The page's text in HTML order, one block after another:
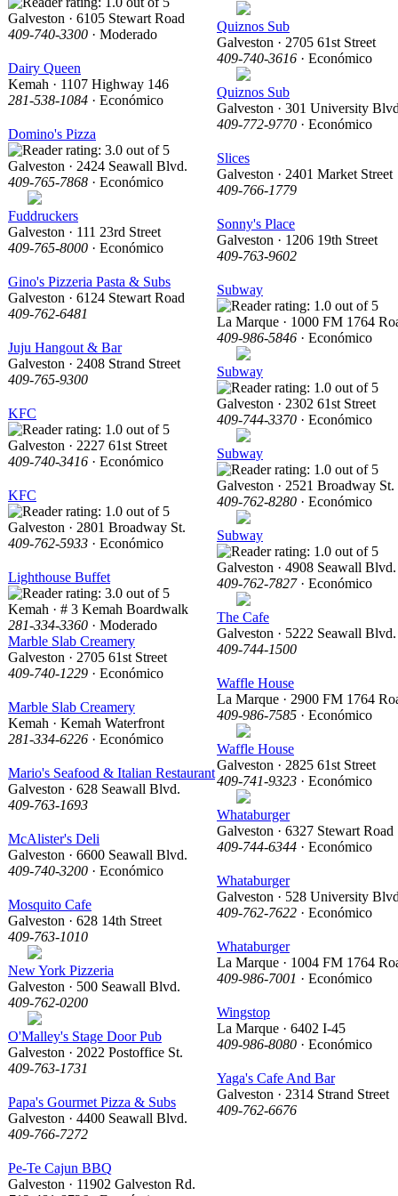
Galveston · 6105 Stewart Road
409-740-3300 · Moderado
Dairy Queen
Kemah · 1107 Highway 146
281-538-1084 · Económico
Domino's Pizza
Galveston · 2424 Seawall Blvd.
409-765-7868 · Económico
Fuddruckers
Galveston · 111 23rd Street
409-765-8000 · Económico
Gino's Pizzeria Pasta & Subs
Galveston · 6124 Stewart Road
409-762-6481
Juju Hangout & Bar
Galveston · 2408 Strand Street
409-765-9300
KFC
Galveston · 2227 61st Street
409-740-3416 · Económico
KFC
Galveston · 2801 Broadway St.
409-762-5933 · Económico
Lighthouse Buffet
Kemah · # 3 Kemah Boardwalk
281-334-3360 · Moderado
Marble Slab Creamery
Galveston · 2705 61st Street
409-740-1229 · Económico
Marble Slab Creamery
Kemah · Kemah Waterfront
281-334-6226 · Económico
Mario's Seafood & Italian Restaurant
Galveston · 628 Seawall Blvd.
409-763-1693
McAlister's Deli
Galveston · 6600 Seawall Blvd.
409-740-3200 · Económico
Mosquito Cafe
Galveston · 628 14th Street
409-763-1010
New York Pizzeria
Galveston · 500 Seawall Blvd.
409-762-0200
O'Malley's Stage Door Pub
Galveston · 2022 Postoffice St.
409-763-1731
Papa's Gourmet Pizza & Subs
Galveston · 4400 Seawall Blvd.
409-766-7272
Pe-Te Cajun BBQ
Galveston · 11902 Galveston Rd.
Quiznos Sub
Galveston · 2705 61st Street
409-740-3616 · Económico
Quiznos Sub
Galveston · 301 University
409-772-9770 · Económico
Slices
Galveston · 2401 Market Street
409-766-1779
Sonny's Place
Galveston · 1206 19th Street
409-763-9602
Subway
La Marque · 1000 FM 1764
409-986-5846 · Económico
Subway
Galveston · 2302 61st Street
409-744-3370 · Económico
Subway
Galveston · 2521 Broadway St.
409-762-8280 · Económico
Subway
Galveston · 4908 Seawall Blvd.
409-762-7827· Económico
The Cafe
Galveston · 5222 Seawall Blvd.
409-744-1500
Waffle House
La Marque · 2900 FM 1764
409-986-7585 · Económico
Waffle House
Galveston · 2825 61st Street
409-741-9323 · Económico
Whataburger
Galveston · 6327 Stewart Road
409-744-6344 · Económico
Whataburger
Galveston · 528 University
409-762-7622 · Económico
Whataburger
La Marque · 1004 FM 1764
409-986-7001 · Económico
Wingstop
La Marque · 6402 I-45
409-986-8080 · Económico
Yaga's Cafe And Bar
Galveston · 2314 Strand Street
409-762-6676